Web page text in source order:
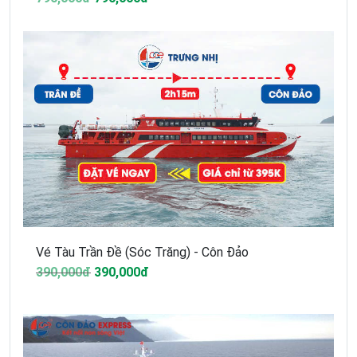
Vé Tàu Trần Đề (Sóc Trăng) - Côn Đảo
390,000đ 390,000đ